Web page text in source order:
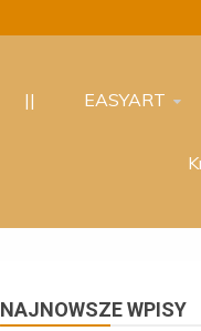
|| EASYART
NAJNOWSZE WPISY